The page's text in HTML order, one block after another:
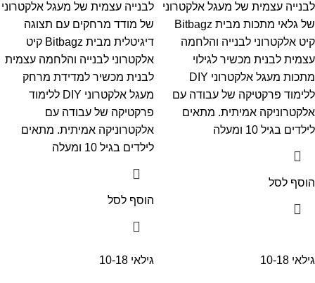
לבנייה עצמית של מעגל אלקטרוני
של גלאי מתכות מבית Bitbagz
קיט אלקטרוני לבנייה והלחמה
עצמית לבנית מכשיר לגילוי
מתכות מעגל אלקטרוני DIY
ללימוד פרקטיקה של עבודה עם
אלקטרוניקה אמיתית. מתאים
לילדים בגיל 10 ומעלה
הוסף לסל
לבנייה עצמית של מעגל אלקטרוני
של מודד מרחקים עם תצוגה
דיגיטלית מבית Bitbagz קיט
אלקטרוני לבנייה והלחמה עצמית
לבנית מכשיר למדידת מרחק
מעגל אלקטרוני DIY ללימוד
פרקטיקה של עבודה עם
אלקטרוניקה אמיתית. מתאים
לילדים בגיל 10 ומעלה
הוסף לסל
גילאי 10-18 גילאי 10-18